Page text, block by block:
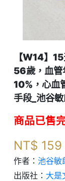
【W14】
56歲，血
10%，心血
商品已售
NT$ 159
作者： 池谷敏
出版社： 大是